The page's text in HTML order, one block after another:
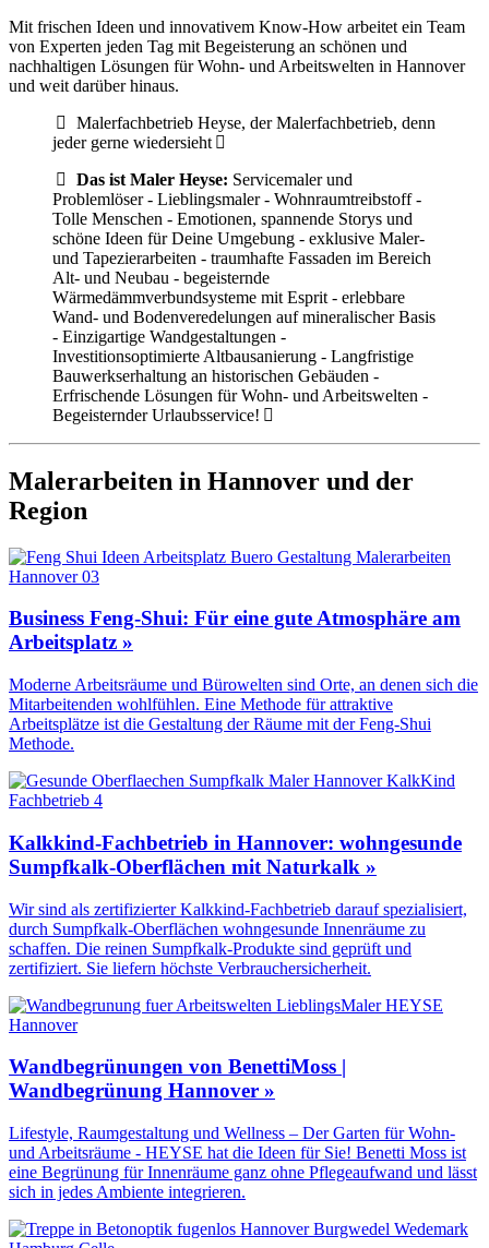
Mit frischen Ideen und innovativem Know-How arbeitet ein Team
von Experten jeden Tag mit Begeisterung an schönen und
nachhaltigen Lösungen für Wohn- und Arbeitswelten in Hannover
und weit darüber hinaus.
Malerfachbetrieb Heyse, der Malerfachbetrieb, denn
jeder gerne wiedersieht
Das ist Maler Heyse: Servicemaler und
Problemlöser - Lieblingsmaler - Wohnraumtreibstoff -
Tolle Menschen - Emotionen, spannende Storys und
schöne Ideen für Deine Umgebung - exklusive Maler-
und Tapezierarbeiten - traumhafte Fassaden im Bereich
Alt- und Neubau - begeisternde
Wärmedämmverbundsysteme mit Esprit - erlebbare
Wand- und Bodenveredelungen auf mineralischer Basis
- Einzigartige Wandgestaltungen -
Investitionsoptimierte Altbausanierung - Langfristige
Bauwerkserhaltung an historischen Gebäuden -
Erfrischende Lösungen für Wohn- und Arbeitswelten -
Begeisternder Urlaubsservice!
Malerarbeiten in Hannover und der
Region
Business Feng-Shui: Für eine gute Atmosphäre am
Arbeitsplatz »
Moderne Arbeitsräume und Bürowelten sind Orte, an denen sich die
Mitarbeitenden wohlfühlen. Eine Methode für attraktive
Arbeitsplätze ist die Gestaltung der Räume mit der Feng-Shui
Methode.
Kalkkind-Fachbetrieb in Hannover: wohngesunde
Sumpfkalk-Oberflächen mit Naturkalk »
Wir sind als zertifizierter Kalkkind-Fachbetrieb darauf spezialisiert,
durch Sumpfkalk-Oberflächen wohngesunde Innenräume zu
schaffen. Die reinen Sumpfkalk-Produkte sind geprüft und
zertifiziert. Sie liefern höchste Verbrauchersicherheit.
Wandbegrünungen von BenettiMoss |
Wandbegrünung Hannover »
Lifestyle, Raumgestaltung und Wellness – Der Garten für Wohn-
und Arbeitsräume - HEYSE hat die Ideen für Sie! Benetti Moss ist
eine Begrünung für Innenräume ganz ohne Pflegeaufwand und lässt
sich in jedes Ambiente integrieren.